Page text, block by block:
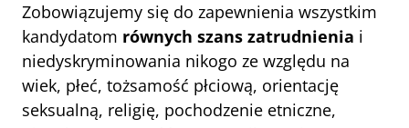
Zobowiązujemy się do zapewnienia wszystkim
kandydatom równych szans zatrudnienia i
niedyskryminowania nikogo ze względu na
wiek, płeć, tożsamość płciową, orientację
seksualną, religię, pochodzenie etniczne,